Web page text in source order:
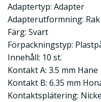
Adaptertyp: Adapter
Adapterutformning: Rak
Färg: Svart
Förpackningstyp:
Innehåll: 10 st.
Kontakt A: 3.5 mm Hane
Kontakt B: 6.35 mm
Kontaktsplätering: